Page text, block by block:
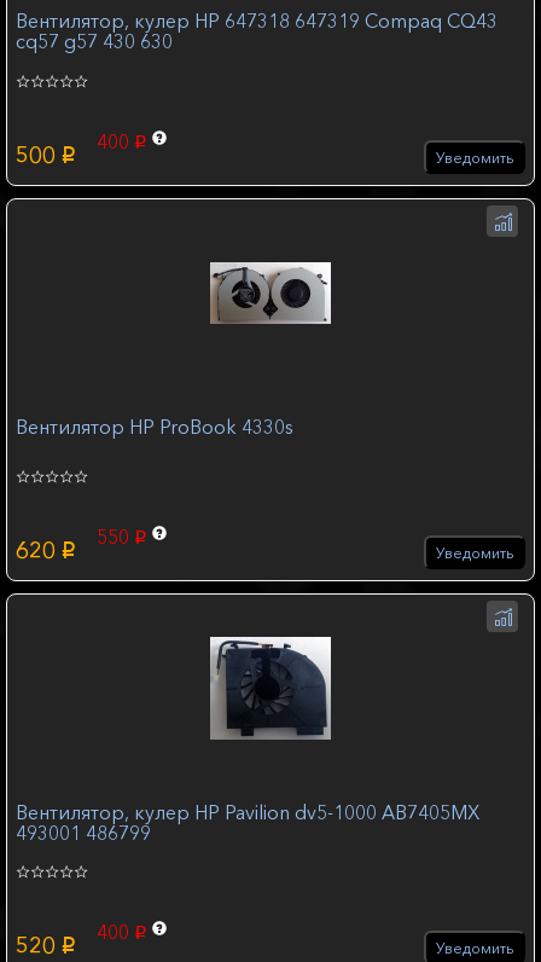
Вентилятор, кулер HP 647318 647319 Compaq CQ43
cq57 g57 430 630
500 p
400 p
Уведомить
Вентилятор HP ProBook 4330s
620 p
550 p
Уведомить
Вентилятор, кулер HP Pavilion dv5-1000 AB7405MX
493001 486799
520 p
400 p
Уведомить